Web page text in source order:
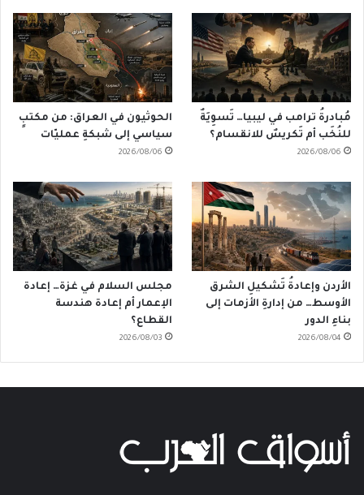
مُبادرةُ ترامب في ليبيا… تَسوِيَةٌ
للنُخَب أم تَكريسٌ للانقسام؟
2026/08/06
الحوثيون في العراق: من مكتبٍ
سياسي إلى شبكةِ عمليّات
2026/08/06
الأردن وإعادةُ تَشكيلِ الشرق
الأوسط… من إدارةِ الأزمات إلى
بناءِ الدور
2026/08/04
مجلس السلام في غزة… إعادة
الإعمار أم إعادة هندسة
القطاع؟
2026/08/03